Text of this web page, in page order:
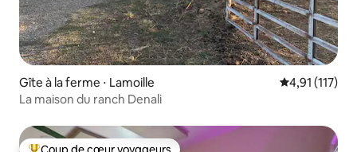
Gîte à la ferme ⋅ Lamoille Évaluation
4,91 (117)
La maison du ranch Denali